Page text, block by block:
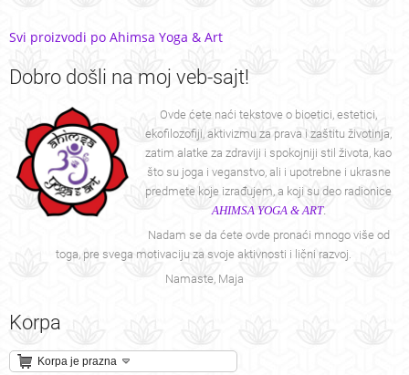
Svi proizvodi po Ahimsa Yoga & Art
Dobro došli na moj veb-sajt!
Ovde ćete naći tekstove o bioetici, estetici,
ekofilozofiji, aktivizmu za prava i zaštitu životinja,
zatim alatke za zdraviji i spokojniji stil života, kao
što su joga i veganstvo, ali i upotrebne i ukrasne
predmete koje izrađujem, a koji su deo radionice
AHIMSA YOGA & ART.
Nadam se da ćete ovde pronaći mnogo više od
toga, pre svega motivaciju za svoje aktivnosti i lični razvoj.
Namaste, Maja
Korpa
Korpa je prazna